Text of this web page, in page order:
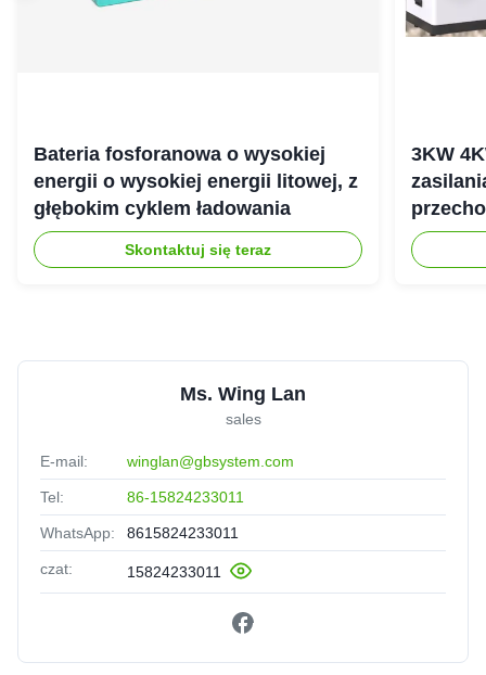
Bateria fosforanowa o wysokiej
energii o wysokiej energii litowej, z
głębokim cyklem ładowania
Skontaktuj się teraz
3KW
Ms. Wing Lan
sales
E-mail: winglan@gbsystem.com
Tel: 86-15824233011
WhatsApp: 8615824233011
czat: 15824233011